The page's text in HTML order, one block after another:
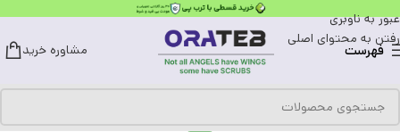
عبور به ناوبری
رفتن به محتوای اصلی
فهرست مشاوره خرید